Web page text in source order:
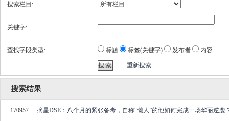
搜索栏目:
关键字:
查找字段类型: 标题 标签(关键字) 发布者 内容
重新搜索
搜索结果
170957 ·摘星DSE：八个月的紧张备考，自称“懒人”的他如何完成一场华丽逆袭